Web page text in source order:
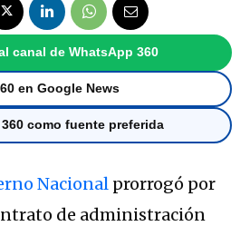
canal de WhatsApp 360
en Google News
como fuente preferida
Nacional prorrogó por
de administración